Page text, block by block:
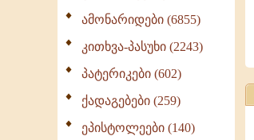
ამონარიდები (6855)
კითხვა-პასუხი (2243)
პატერიკები (602)
ქადაგებები (259)
ეპისტოლეები (140)